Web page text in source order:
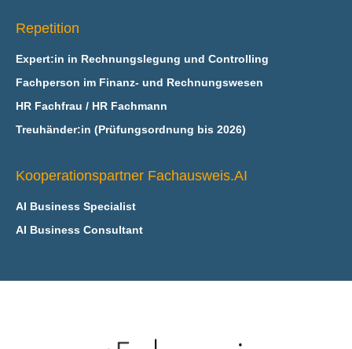
Repetition
Expert:in in Rechnungslegung und Controlling
Fachperson im Finanz- und Rechnungswesen
HR Fachfrau / HR Fachmann
Treuhänder:in (Prüfungsordnung bis 2026)
Kooperationspartner Fachausweis.AI
AI Business Specialist
AI Business Consultant